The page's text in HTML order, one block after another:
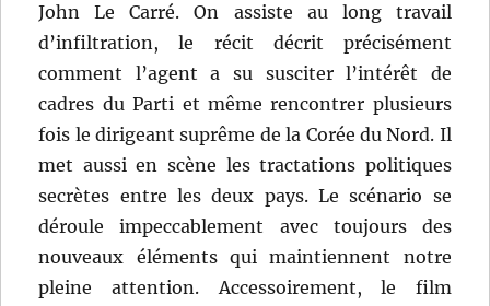
John Le Carré. On assiste au long travail
d’infiltration, le récit décrit précisément
comment l’agent a su susciter l’intérêt de
cadres du Parti et même rencontrer plusieurs
fois le dirigeant suprême de la Corée du Nord. Il
met aussi en scène les tractations politiques
secrètes entre les deux pays. Le scénario se
déroule impeccablement avec toujours des
nouveaux éléments qui maintiennent notre
pleine attention. Accessoirement, le film